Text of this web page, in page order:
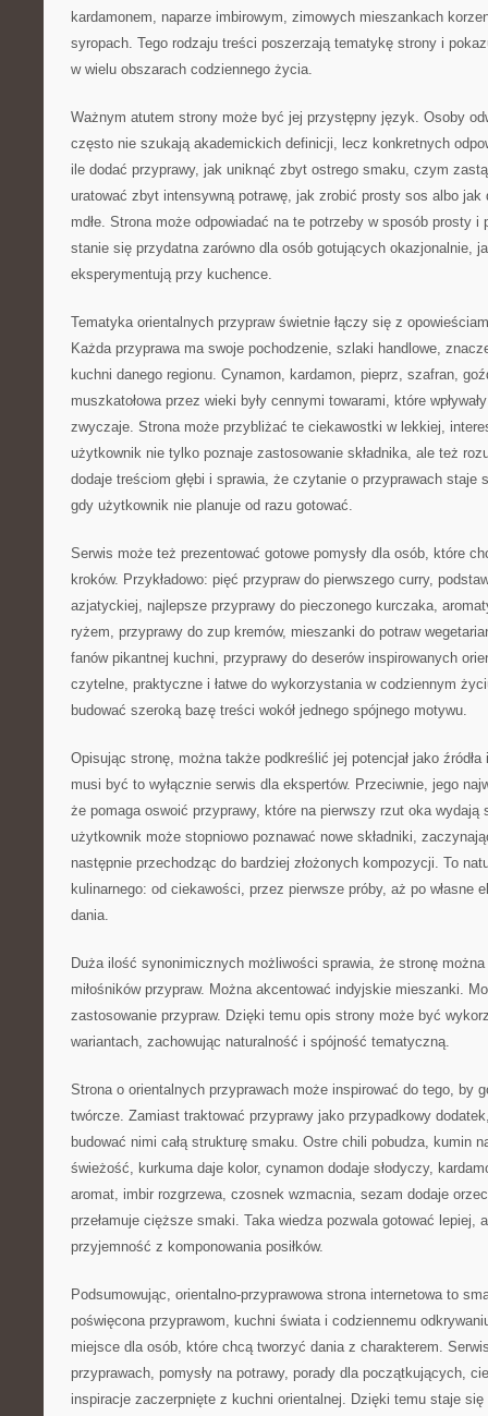
kardamonem, naparze imbirowym, zimowych mieszankach
syropach. Tego rodzaju treści poszerzają tematykę strony i
w wielu obszarach codziennego życia.
Ważnym atutem strony może być jej przystępny język. Osoby
często nie szukają akademickich definicji, lecz konkretnych
ile dodać przyprawy, jak uniknąć zbyt ostrego smaku, czym
uratować zbyt intensywną potrawę, jak zrobić prosty sos albo jak
mdłe. Strona może odpowiadać na te potrzeby w sposób prosty
stanie się przydatna zarówno dla osób gotujących okazjonalnie,
eksperymentują przy kuchence.
Tematyka orientalnych przypraw świetnie łączy się z
Każda przyprawa ma swoje pochodzenie, szlaki handlowe,
kuchni danego regionu. Cynamon, kardamon, pieprz, szafran,
muszkatołowa przez wieki były cennymi towarami, które
zwyczaje. Strona może przybliżać te ciekawostki w lekkiej,
użytkownik nie tylko poznaje zastosowanie składnika, ale też
dodaje treściom głębi i sprawia, że czytanie o przyprawach staje
gdy użytkownik nie planuje od razu gotować.
Serwis może też prezentować gotowe pomysły dla osób, które
kroków. Przykładowo: pięć przypraw do pierwszego curry,
azjatyckiej, najlepsze przyprawy do pieczonego kurczaka,
ryżem, przyprawy do zup kremów, mieszanki do potraw
fanów pikantnej kuchni, przyprawy do deserów inspirowanych
czytelne, praktyczne i łatwe do wykorzystania w codziennym
budować szeroką bazę treści wokół jednego spójnego motywu.
Opisując stronę, można także podkreślić jej potencjał jako
musi być to wyłącznie serwis dla ekspertów. Przeciwnie, jego
że pomaga oswoić przyprawy, które na pierwszy rzut oka
użytkownik może stopniowo poznawać nowe składniki,
następnie przechodząc do bardziej złożonych kompozycji. To
kulinarnego: od ciekawości, przez pierwsze próby, aż po własne
dania.
Duża ilość synonimicznych możliwości sprawia, że stronę
miłośników przypraw. Można akcentować indyjskie mieszanki.
zastosowanie przypraw. Dzięki temu opis strony może być
wariantach, zachowując naturalność i spójność tematyczną.
Strona o orientalnych przyprawach może inspirować do tego, by
twórcze. Zamiast traktować przyprawy jako przypadkowy
budować nimi całą strukturę smaku. Ostre chili pobudza, kumin
świeżość, kurkuma daje kolor, cynamon dodaje słodyczy,
aromat, imbir rozgrzewa, czosnek wzmacnia, sezam dodaje
przełamuje cięższe smaki. Taka wiedza pozwala gotować lepiej,
przyjemność z komponowania posiłków.
Podsumowując, orientalno-przyprawowa strona internetowa to
poświęcona przyprawom, kuchni świata i codziennemu
miejsce dla osób, które chcą tworzyć dania z charakterem.
przyprawach, pomysły na potrawy, porady dla początkujących,
inspiracje zaczerpnięte z kuchni orientalnej. Dzięki temu staje